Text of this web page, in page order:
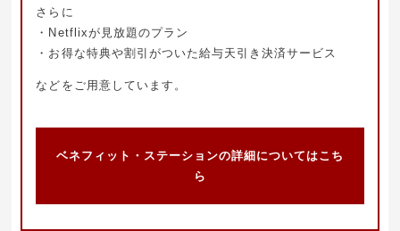
さらに
・Netflixが見放題のプラン
・お得な特典や割引がついた給与天引き決済サービス
などをご用意しています。
ベネフィット・ステーションの詳細についてはこち
ら